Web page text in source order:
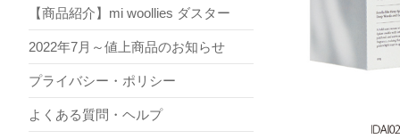
【商品紹介】mi woollies ダスター
2022年7月～値上商品のお知らせ
プライバシー・ポリシー
よくある質問・ヘルプ